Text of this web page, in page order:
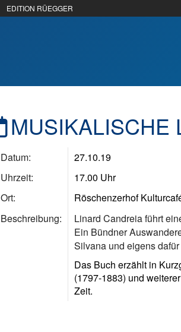
EDITION RÜEGGER
MUSIKALISCHE
Datum:
27.10.19
Uhrzeit:
17.00 Uhr
Ort:
Röschenzerhof
Beschreibung:
Linard Candreia führt
Ein Bündner
Silvana und eigens
Das Buch erzählt in
(1797-1883) und
Zeit.